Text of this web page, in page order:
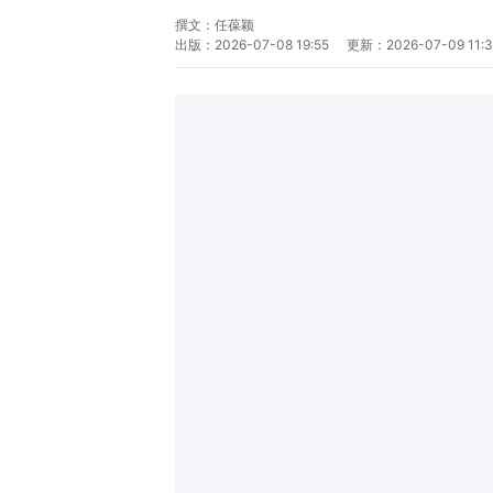
撰文： 任葆颖
出版： 2026-07-08 19:55 更新： 2026-07-09